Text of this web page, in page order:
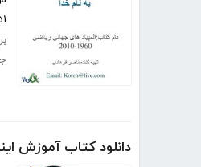
۵۱
دانلود کتاب آموزش